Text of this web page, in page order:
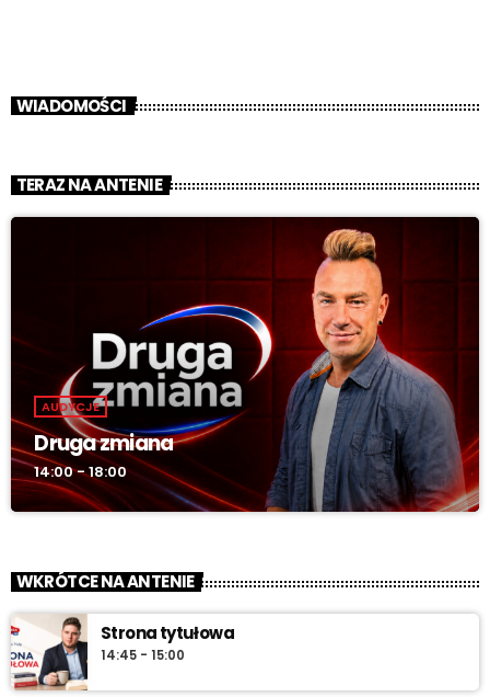
WIADOMOŚCI
TERAZ NA ANTENIE
AUDYCJE
Druga zmiana
14:00 - 18:00
WKRÓTCE NA ANTENIE
Strona tytułowa
14:45 - 15:00